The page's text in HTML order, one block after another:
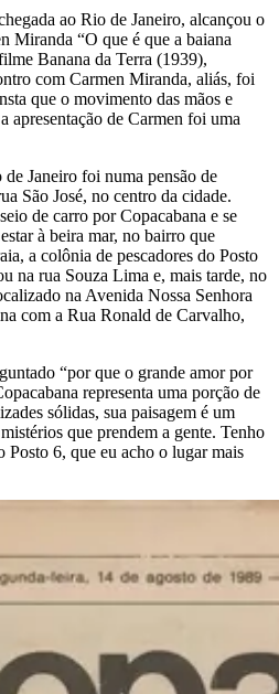
ao Rio de Janeiro, alcançou o
Miranda “O que é que a baiana
Banana da Terra (1939),
com Carmen Miranda, aliás, foi
que o movimento das mãos e
apresentação de Carmen foi uma
Janeiro foi numa pensão de
São José, no centro da cidade.
de carro por Copacabana e se
à beira mar, no bairro que
a colônia de pescadores do Posto
na rua Souza Lima e, mais tarde, no
na Avenida Nossa Senhora
com a Rua Ronald de Carvalho,
“por que o grande amor por
representa uma porção de
sólidas, sua paisagem é um
que prendem a gente. Tenho
Posto 6, que eu acho o lugar mais